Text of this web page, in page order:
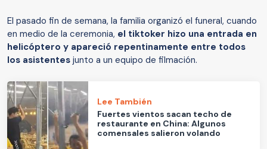
El pasado fin de semana, la familia organizó el funeral, cuando
en medio de la ceremonia, el tiktoker hizo una entrada en
helicóptero y apareció repentinamente entre todos
los asistentes junto a un equipo de filmación.
Lee También
Fuertes vientos sacan techo de
restaurante en China: Algunos
comensales salieron volando